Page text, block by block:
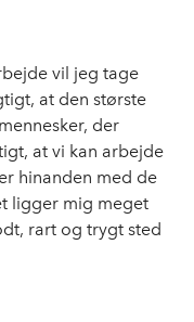
vil jeg tage
at den største
der
at vi kan arbejde
hinanden med de
ligger mig meget
rart og trygt sted